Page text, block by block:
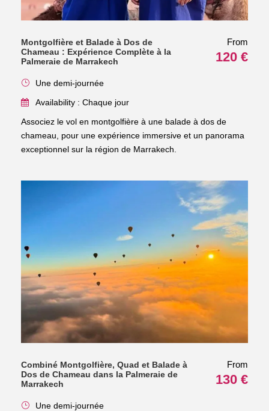
Montgolfière et Balade à Dos de
Chameau : Expérience Complète à la
Palmeraie de Marrakech
From
120 €
Une demi-journée
Availability : Chaque jour
Associez le vol en montgolfière à une balade à dos de
chameau, pour une expérience immersive et un panorama
exceptionnel sur la région de Marrakech.
Combiné Montgolfière, Quad et Balade à
Dos de Chameau dans la Palmeraie de
Marrakech
From
130 €
Une demi-journée